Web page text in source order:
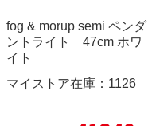
fog & morup semi ペンダ
ントライト 47cm ホワ
イト
マイストア在庫： 1126